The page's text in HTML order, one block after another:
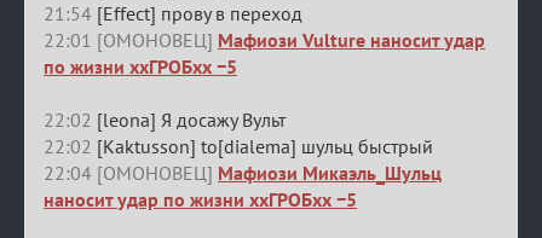
21:54 [Effect] прову в переход
22:01 [ОМОНОВЕЦ] Мафиози Vulture наносит удар
по жизни ххГРОБхх −5
22:02 [leona] Я досажу Вульт
22:02 [Kaktusson] to[dialema] шульц быстрый
22:04 [ОМОНОВЕЦ] Мафиози Микаэль_Шульц
наносит удар по жизни ххГРОБхх −5